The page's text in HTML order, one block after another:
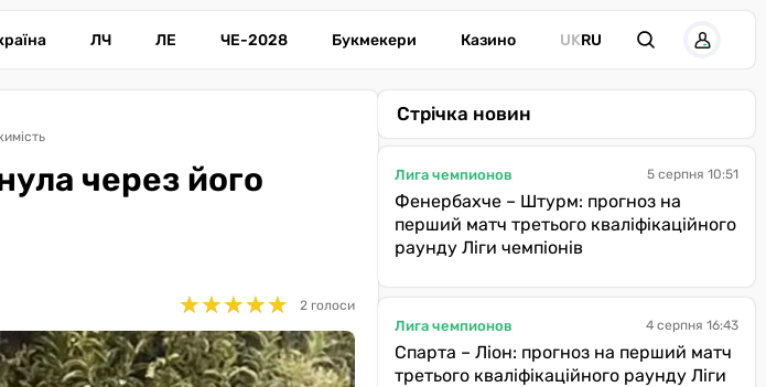
ЛЧ ЛЕ ЧЕ-2028 Букмекери Казино UKRU
через його
★★★★★
★★★★★ 2 голоси
Стрічка новин
Лига чемпионов 5 серпня 10:51
Фенербахче – Штурм: прогноз на
перший матч третього кваліфікаційного
раунду Ліги чемпіонів
Лига чемпионов 4 серпня 16:43
Спарта – Ліон: прогноз на перший матч
третього кваліфікаційного раунду Ліги